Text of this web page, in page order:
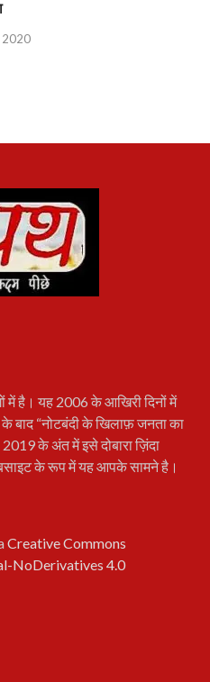
2020
में है। यह 2006 के आखिरी दिनों में
“नोटबंदी के खिलाफ़ जनता का
के अंत में इसे दोबारा ज़िंदा
के रूप में यह आपके सामने है।
Creative Commons
NoDerivatives 4.0